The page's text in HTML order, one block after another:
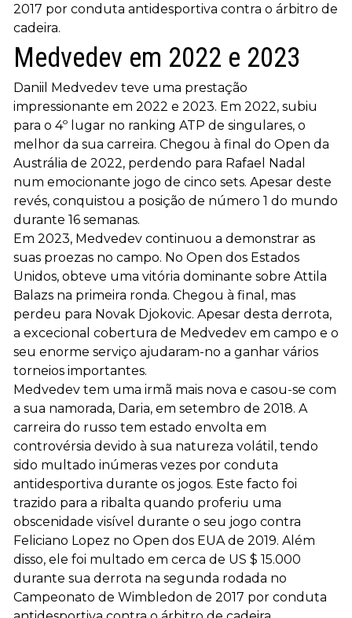
2017 por conduta antidesportiva contra o árbitro de
cadeira.
Medvedev em 2022 e 2023
Daniil Medvedev teve uma prestação
impressionante em 2022 e 2023. Em 2022, subiu
para o 4º lugar no ranking ATP de singulares, o
melhor da sua carreira. Chegou à final do Open da
Austrália de 2022, perdendo para Rafael Nadal
num emocionante jogo de cinco sets. Apesar deste
revés, conquistou a posição de número 1 do mundo
durante 16 semanas.
Em 2023, Medvedev continuou a demonstrar as
suas proezas no campo. No Open dos Estados
Unidos, obteve uma vitória dominante sobre Attila
Balazs na primeira ronda. Chegou à final, mas
perdeu para Novak Djokovic. Apesar desta derrota,
a excecional cobertura de Medvedev em campo e o
seu enorme serviço ajudaram-no a ganhar vários
torneios importantes.
Medvedev tem uma irmã mais nova e casou-se com
a sua namorada, Daria, em setembro de 2018. A
carreira do russo tem estado envolta em
controvérsia devido à sua natureza volátil, tendo
sido multado inúmeras vezes por conduta
antidesportiva durante os jogos. Este facto foi
trazido para a ribalta quando proferiu uma
obscenidade visível durante o seu jogo contra
Feliciano Lopez no Open dos EUA de 2019. Além
disso, ele foi multado em cerca de US $ 15.000
durante sua derrota na segunda rodada no
Campeonato de Wimbledon de 2017 por conduta